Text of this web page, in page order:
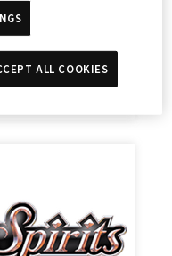
イン会 in
ALL COOKIES